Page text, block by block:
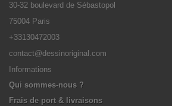
30-32 boulevard de Sébastopol
75004 Paris
+33130472003
contact@dessinoriginal.com
Informations
Qui sommes-nous ?
Frais de port & livraisons